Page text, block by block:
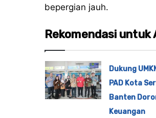
bepergian jauh.
Rekomendasi untuk
Dukung
PAD Kota
Banten
Keuangan